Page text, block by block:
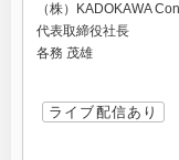
（株）KADOKAWA
代表取締役社長
各務 茂雄
ライブ配信あり